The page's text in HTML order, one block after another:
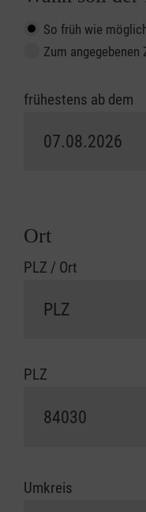
So früh wie
Zum angegebenen
frühestens ab dem
Ort
PLZ / Ort
PLZ
Umkreis